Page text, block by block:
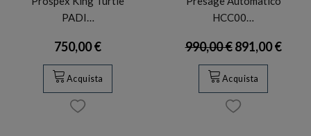
PADI…
750,00 €
Acquista
HCC00…
990,00 €891,00 €
Acquista